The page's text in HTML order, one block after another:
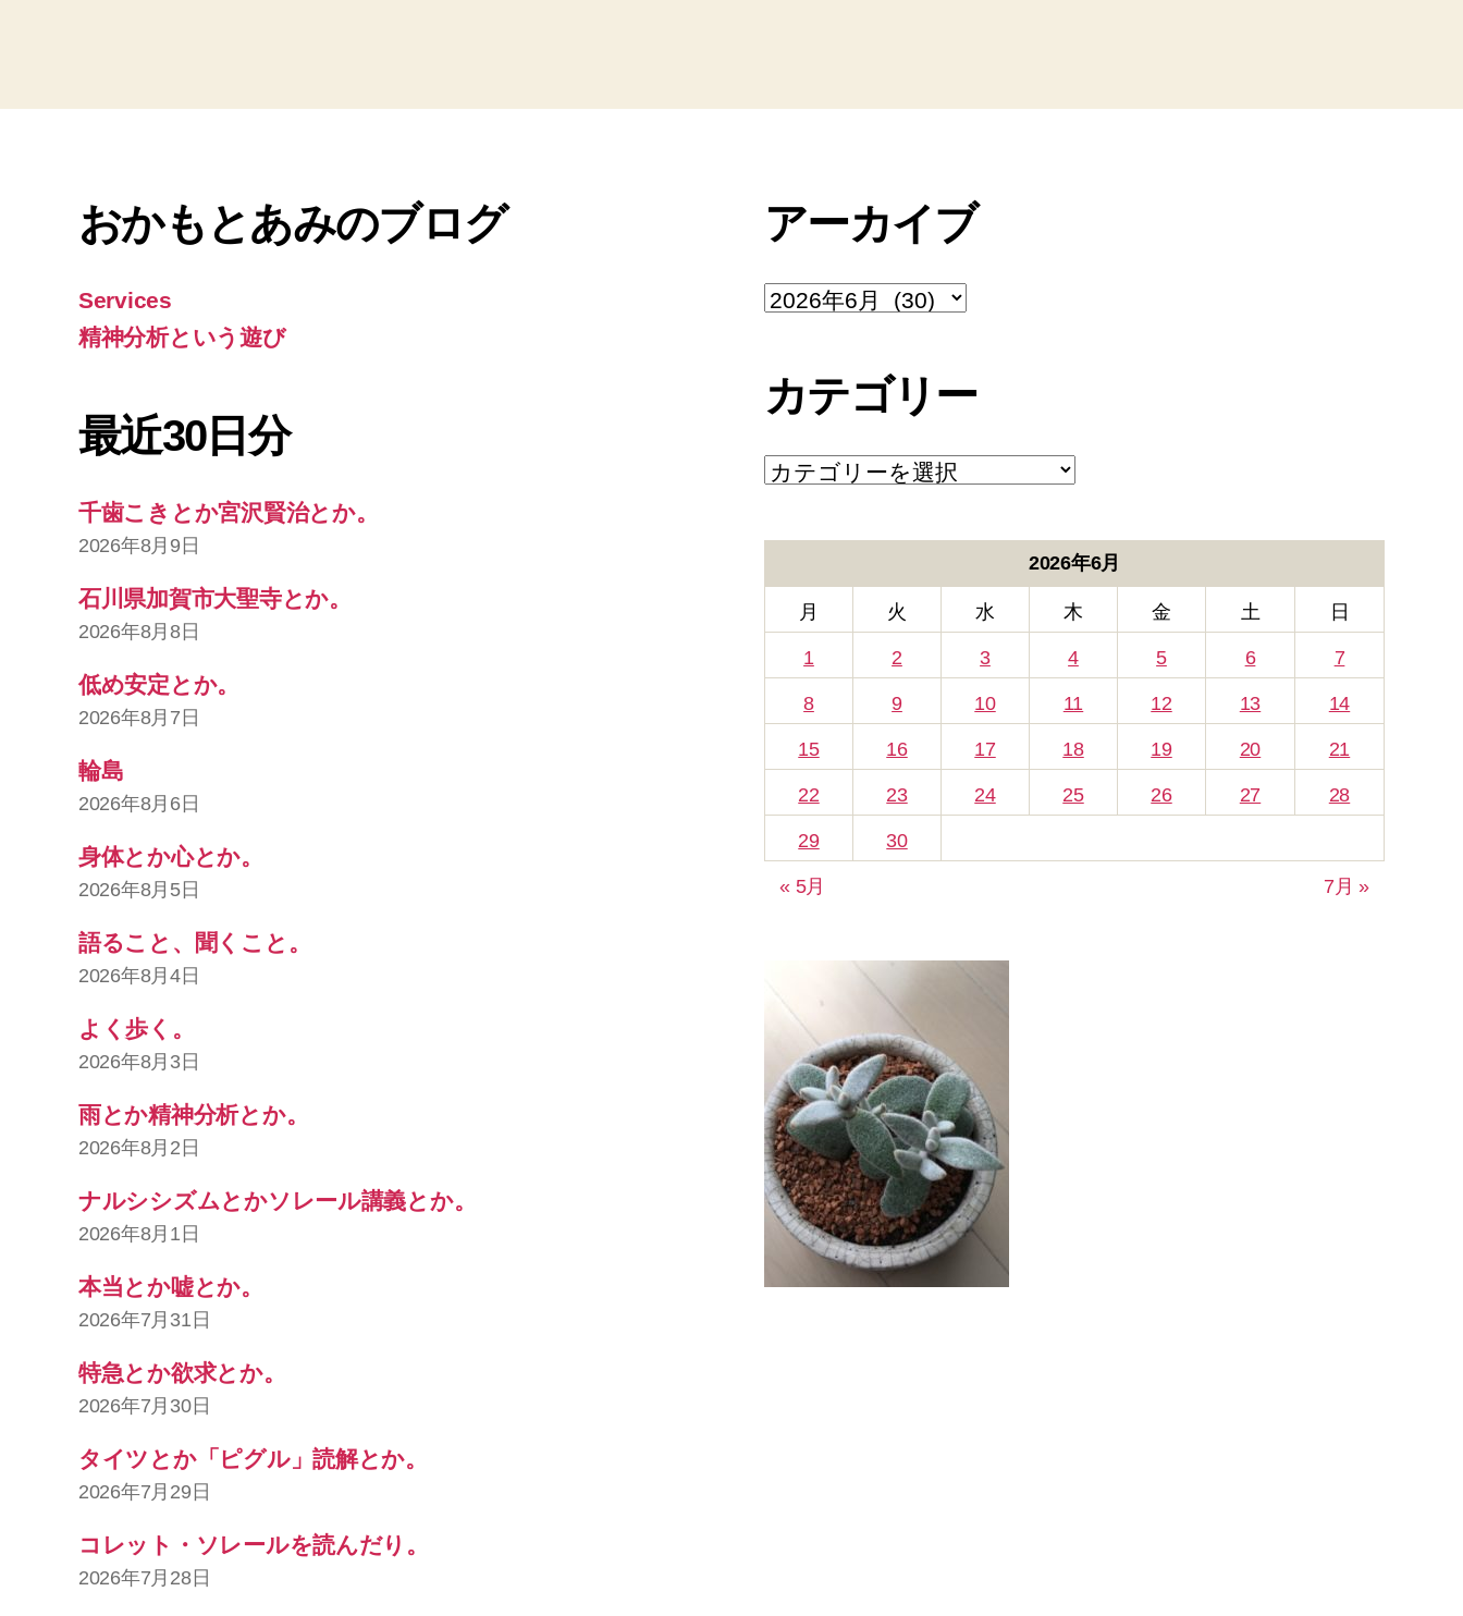
おかもとあみのブログ
Services
精神分析という遊び
最近30日分
千歯こきとか宮沢賢治とか。
2026年8月9日
石川県加賀市大聖寺とか。
2026年8月8日
低め安定とか。
2026年8月7日
輪島
2026年8月6日
身体とか心とか。
2026年8月5日
語ること、聞くこと。
2026年8月4日
よく歩く。
2026年8月3日
雨とか精神分析とか。
2026年8月2日
ナルシシズムとかソレール講義とか。
2026年8月1日
本当とか嘘とか。
2026年7月31日
特急とか欲求とか。
2026年7月30日
タイツとか「ピグル」読解とか。
2026年7月29日
コレット・ソレールを読んだり。
2026年7月28日
アーカイブ
ア
ー
ブ
カテゴリー
カ
テ
2026年6月
月 火 水 木 金 土 日
1 2 3 4 5 6 7
8 9 10 11 12 13 14
15 16 17 18 19 20 21
22 23 24 25 26 27 28
29 30
« 5月 7月 »